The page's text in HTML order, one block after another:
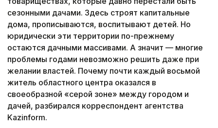
сезонными дачами. Здесь строят капитальные
дома, прописываются, воспитывают детей. Но
юридически эти территории по-прежнему
остаются дачными массивами. А значит — многие
проблемы годами невозможно решить даже при
желании властей. Почему почти каждый восьмой
житель областного центра оказался в
своеобразной «серой зоне» между городом и
дачей, разбирался корреспондент агентства
Kazinform.